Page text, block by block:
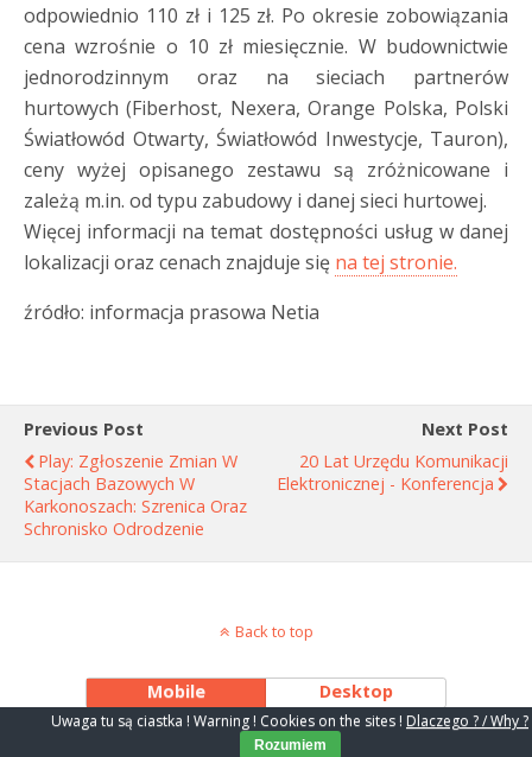
odpowiednio 110 zł i 125 zł. Po okresie zobowiązania
cena wzrośnie o 10 zł miesięcznie. W budownictwie
jednorodzinnym oraz na sieciach partnerów
hurtowych (Fiberhost, Nexera, Orange Polska, Polski
Światłowód Otwarty, Światłowód Inwestycje, Tauron),
ceny wyżej opisanego zestawu są zróżnicowane i
zależą m.in. od typu zabudowy i danej sieci hurtowej.
Więcej informacji na temat dostępności usług w danej
lokalizacji oraz cenach znajduje się na tej stronie.
źródło: informacja prasowa Netia
Previous Post
Play: Zgłoszenie Zmian W
Stacjach Bazowych W
Karkonoszach: Szrenica Oraz
Schronisko Odrodzenie
Next Post
20 Lat Urzędu Komunikacji
Elektronicznej - Konferencja
Back to top
Mobile Desktop
Uwaga tu są ciastka ! Warning ! Cookies on the sites ! Dlaczego ? / Why ?
Rozumiem